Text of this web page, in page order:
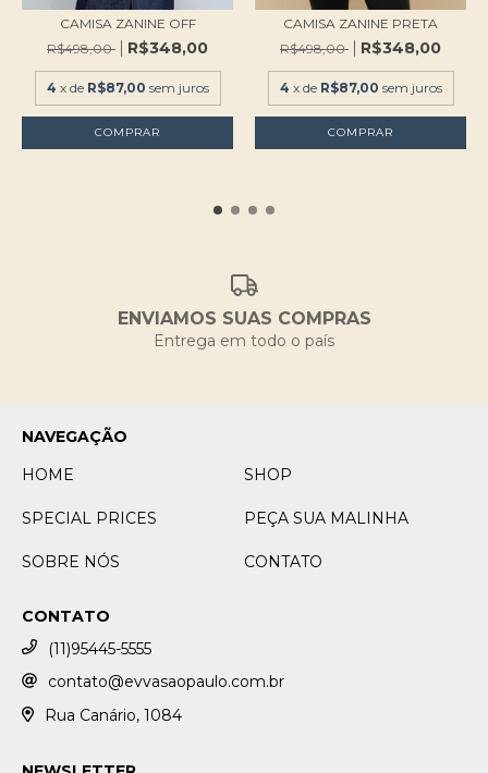
CAMISA ZANINE OFF
R$498,00
R$348,00
4 x de R$87,00 sem juros
COMPRAR
CAMISA ZANINE PRETA
R$498,00
R$348,00
4 x de R$87,00 sem juros
COMPRAR
ENVIAMOS SUAS COMPRAS
Entrega em todo o país
NAVEGAÇÃO
HOME
SHOP
SPECIAL PRICES PEÇA SUA MALINHA
SOBRE NÓS CONTATO
CONTATO
(11)95445-5555
contato@evvasaopaulo.com.br
Rua Canário, 1084